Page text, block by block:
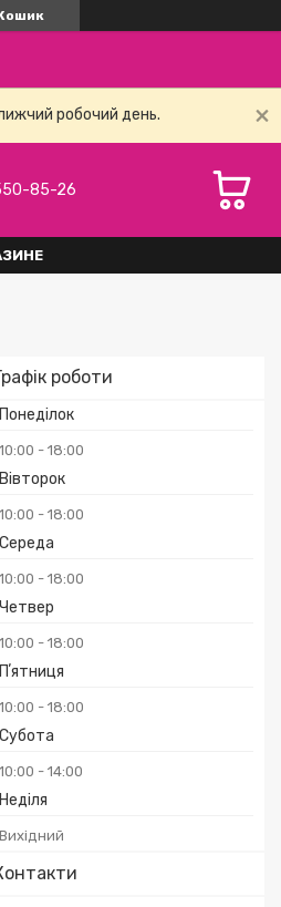
робочий день.
85-26
роботи
Понеділок
10:00 18:00
Вівторок
10:00 18:00
Середа
10:00 18:00
Четвер
10:00 18:00
Пʼятниця
10:00 18:00
Субота
10:00 14:00
Неділя
Вихідний